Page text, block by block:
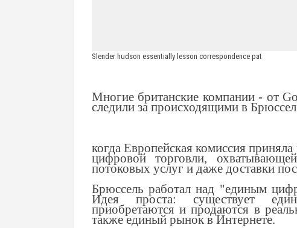
Slender hudson essentially lesson correspondence pat
Многие британские компании - от
следили за происходящими в
когда Европейская комиссия
цифровой торговли,
потоковых услуг и даже доставки
Брюссель работал над "единым
Идея проста: существует
приобретаются и продаются в
также единый рынок в Интернете.